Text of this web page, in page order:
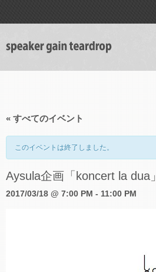
« すべてのイベント
このイベントは終了しました。
Aysula企画「koncert la dua」
2017/03/18 @ 7:00 PM - 11:00 PM